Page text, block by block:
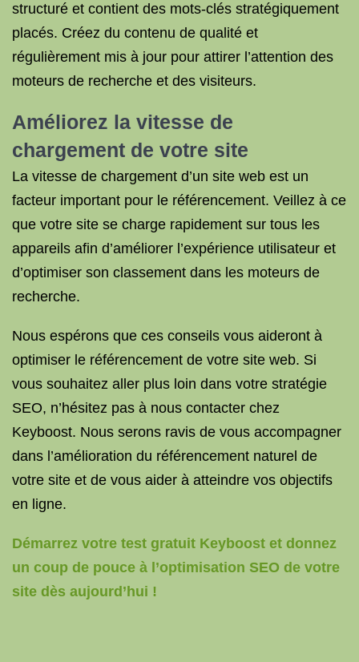
structuré et contient des mots-clés stratégiquement
placés. Créez du contenu de qualité et
régulièrement mis à jour pour attirer l’attention des
moteurs de recherche et des visiteurs.
Améliorez la vitesse de
chargement de votre site
La vitesse de chargement d’un site web est un
facteur important pour le référencement. Veillez à ce
que votre site se charge rapidement sur tous les
appareils afin d’améliorer l’expérience utilisateur et
d’optimiser son classement dans les moteurs de
recherche.
Nous espérons que ces conseils vous aideront à
optimiser le référencement de votre site web. Si
vous souhaitez aller plus loin dans votre stratégie
SEO, n’hésitez pas à nous contacter chez
Keyboost. Nous serons ravis de vous accompagner
dans l’amélioration du référencement naturel de
votre site et de vous aider à atteindre vos objectifs
en ligne.
Démarrez votre test gratuit Keyboost et donnez
un coup de pouce à l’optimisation SEO de votre
site dès aujourd’hui !